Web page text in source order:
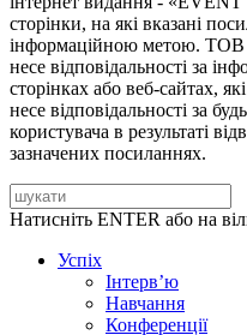
сторінки, на які вказані
інформаційною метою.
несе відповідальності за
сторінках або веб-сайтах,
несе відповідальності за
користувача в результаті
зазначених посиланнях.
Натисніть ENTER або на
Успіх
Інтерв’ю
Навчання
Конференції